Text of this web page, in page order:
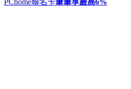
PChome聯名卡筆筆享最高6%